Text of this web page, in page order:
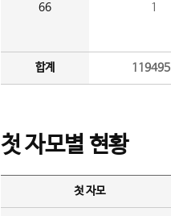
66 1
합계
첫 자모별 현황
첫 자모